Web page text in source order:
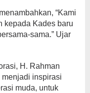
“Kami
kepada Kades baru
sama.” Ujar
H. Rahman
menjadi inspirasi
muda, untuk